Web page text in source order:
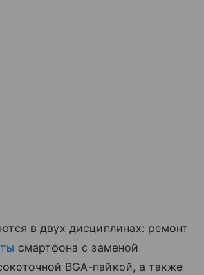
в двух дисциплинах: ремонт
смартфона с заменой
BGA-пайкой, а также